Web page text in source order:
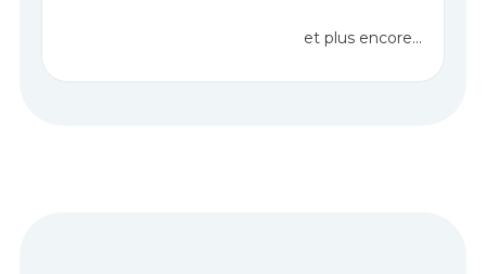
et plus encore...